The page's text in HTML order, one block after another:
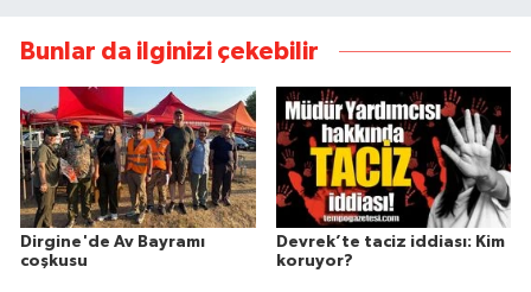
Bunlar da ilginizi çekebilir
Dirgine'de Av Bayramı
coşkusu
Devrek’te taciz iddiası: Kim
koruyor?